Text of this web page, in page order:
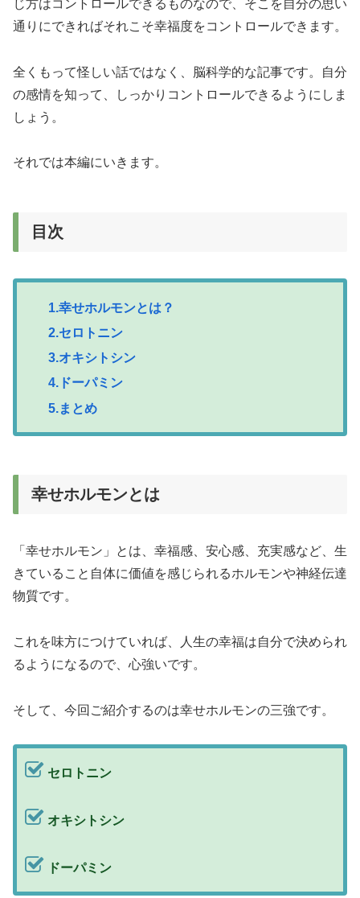
じ方はコントロールできるものなので、そこを自分の思い
通りにできればそれこそ幸福度をコントロールできます。
全くもって怪しい話ではなく、脳科学的な記事です。自分
の感情を知って、しっかりコントロールできるようにしま
しょう。
それでは本編にいきます。
目次
1.幸せホルモンとは？
2.セロトニン
3.オキシトシン
4.ドーパミン
5.まとめ
幸せホルモンとは
「幸せホルモン」とは、幸福感、安心感、充実感など、生
きていること自体に価値を感じられるホルモンや神経伝達
物質です。
これを味方につけていれば、人生の幸福は自分で決められ
るようになるので、心強いです。
そして、今回ご紹介するのは幸せホルモンの三強です。
セロトニン
オキシトシン
ドーパミン